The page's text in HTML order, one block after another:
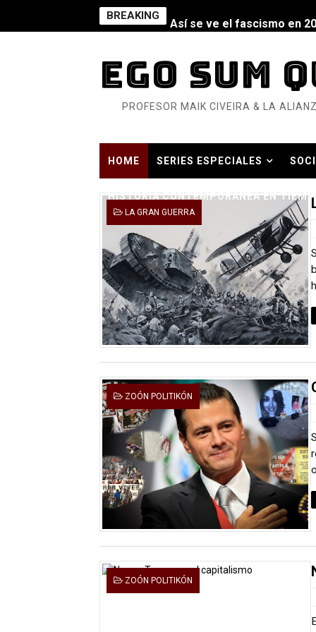
BREAKING Así se ve el fascismo en
¿Estamos soñando con
Dioses y Monstruos:
Dioses y Monstruos:
Gótico Mexicano
El mito de Frankenstein
25 grandes películas de
Devoraos los unos a los
Charlie Kirk y la izquierda
Dios es Cambio: Filosofía
Nuestra era de genocidios
Mis historias favoritas de
Transformers: ¿Una
Gentile: Lo que debes
Definiendo: ¿Qué es el
Llévenmelo fuchachos: El
EGO SUM
PROFESOR MAIK CIVEIRA & LA
HOME SERIES ESPECIALES
HISTORIA CONTEMPORÁNEA EN
LA GRAN GUERRA
ZOÓN POLITIKÓN
ZOÓN POLITIKÓN